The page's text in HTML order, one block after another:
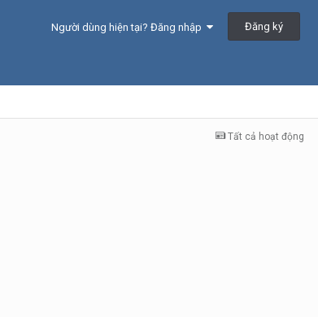
Người dùng hiện tại? Đăng nhập Đăng ký
Tất cả hoạt động